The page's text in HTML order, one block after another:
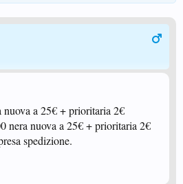
nuova a 25€ + prioritaria 2€
nera nuova a 25€ + prioritaria 2€
spedizione.